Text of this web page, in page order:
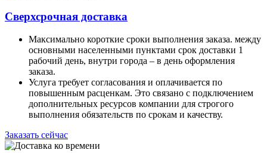
Сверхсрочная доставка
Максимально короткие сроки выполнения заказа. между
основными населенными пунктами срок доставки 1
рабочий день, внутри города – в день оформления
заказа.
Услуга требует согласования и оплачивается по
повышенным расценкам. Это связано с подключением
дополнительных ресурсов компании для строгого
выполнения обязательств по срокам и качеству.
Заказать сейчас